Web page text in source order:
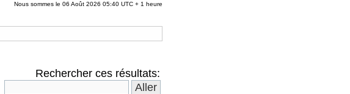
Nous sommes le 06 Août 2026 05:40 UTC + 1 heure
Rechercher ces résultats: